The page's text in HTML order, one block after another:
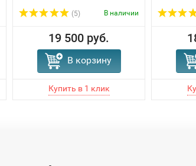
(5) В наличии
19 500 руб.
В корзину